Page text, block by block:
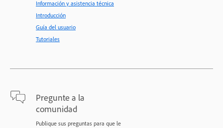
Información y asistencia técnica
Introducción
Guía del usuario
Tutoriales
Pregunte a la
comunidad
Publique sus preguntas para que le